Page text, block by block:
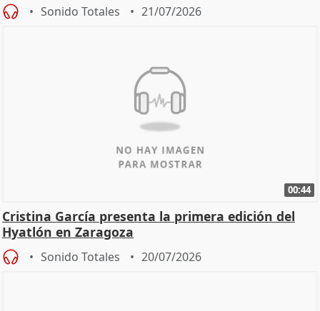
Sonido Totales 21/07/2026
00:44
Cristina García presenta la primera edición del
Hyatlón en Zaragoza
Sonido Totales 20/07/2026